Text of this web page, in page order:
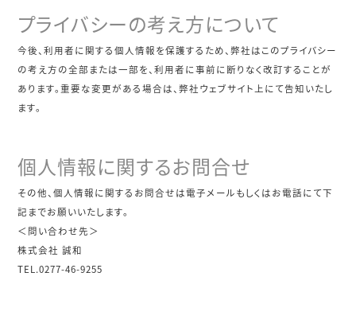
プライバシーの考え方について
今後、利用者に関する個人情報を保護するため、弊社はこのプライバシー
の考え方の全部または一部を、利用者に事前に断りなく改訂することが
あります。重要な変更がある場合は、弊社ウェブサイト上にて告知いたし
ます。
個人情報に関するお問合せ
その他、個人情報に関するお問合せは電子メールもしくはお電話にて下
記までお願いいたします。
＜問い合わせ先＞
株式会社 誠和
TEL.0277-46-9255